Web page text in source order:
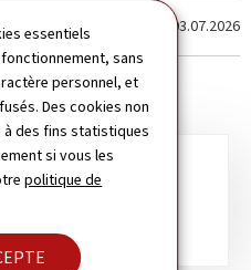
essentiels
sans
personnel, et
Des cookies non
des fins statistiques
si vous les
politique de
Dernière modification le 03.07.2026